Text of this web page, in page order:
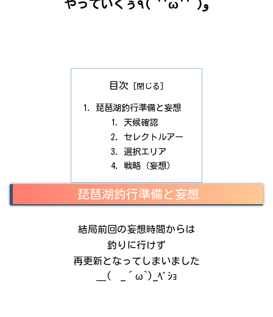
やっていくぅ٩( ''ω'' )و
目次
琵琶湖釣行準備と妄想
天候確認
セレクトルアー
選択エリア
戦略（妄想）
琵琶湖釣行準備と妄想
結局前回の妄想時間からは
釣りに行けず
再更新となってしまいました
＿( _´ω`)_ﾍﾟｼｮ